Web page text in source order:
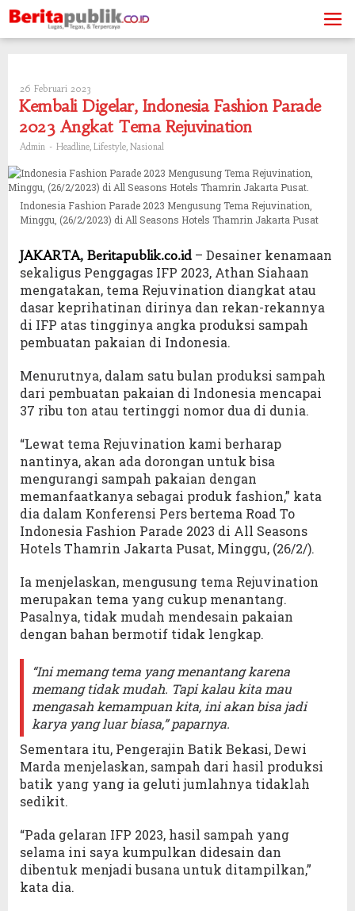
Skip
to
content
26 Februari 2023
Admin
Kembali Digelar, Indonesia Fashion Parade
2023 Angkat Tema Rejuvination
Admin - Headline, Lifestyle, Nasional
Indonesia Fashion Parade 2023 Mengusung Tema Rejuvination,
Minggu, (26/2/2023) di All Seasons Hotels Thamrin Jakarta Pusat
JAKARTA, Beritapublik.co.id– Desainer kenamaan
sekaligus Penggagas IFP 2023, Athan Siahaan
mengatakan, tema Rejuvination diangkat atau
dasar keprihatinan dirinya dan rekan-rekannya
di IFP atas tingginya angka produksi sampah
pembuatan pakaian di Indonesia.
Menurutnya, dalam satu bulan produksi sampah
dari pembuatan pakaian di Indonesia mencapai
37 ribu ton atau tertinggi nomor dua di dunia.
“Lewat tema Rejuvination kami berharap
nantinya, akan ada dorongan untuk bisa
mengurangi sampah pakaian dengan
memanfaatkanya sebagai produk fashion,” kata
dia dalam Konferensi Pers bertema Road To
Indonesia Fashion Parade 2023 di All Seasons
Hotels Thamrin Jakarta Pusat, Minggu, (26/2/).
Ia menjelaskan, mengusung tema Rejuvination
merupakan tema yang cukup menantang.
Pasalnya, tidak mudah mendesain pakaian
dengan bahan bermotif tidak lengkap.
“Ini memang tema yang menantang karena
memang tidak mudah. Tapi kalau kita mau
mengasah kemampuan kita, ini akan bisa jadi
karya yang luar biasa,” paparnya.
Sementara itu, Pengerajin Batik Bekasi, Dewi
Marda menjelaskan, sampah dari hasil produksi
batik yang yang ia geluti jumlahnya tidaklah
sedikit.
“Pada gelaran IFP 2023, hasil sampah yang
selama ini saya kumpulkan didesain dan
dibentuk menjadi busana untuk ditampilkan,”
kata dia.